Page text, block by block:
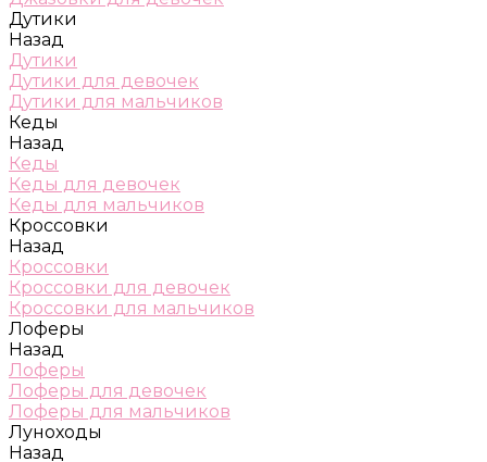
Дутики
Назад
Дутики
Дутики для девочек
Дутики для мальчиков
Кеды
Назад
Кеды
Кеды для девочек
Кеды для мальчиков
Кроссовки
Назад
Кроссовки
Кроссовки для девочек
Кроссовки для мальчиков
Лоферы
Назад
Лоферы
Лоферы для девочек
Лоферы для мальчиков
Луноходы
Назад